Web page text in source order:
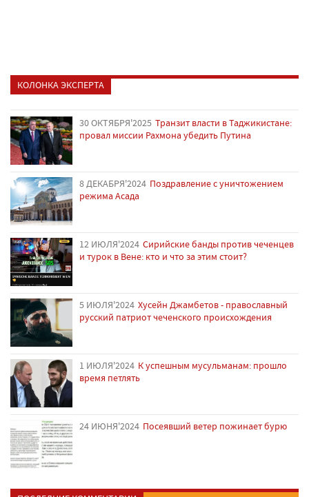
КОЛОНКА ЭКСПЕРТА
30 ОКТЯБРЯ'2025 Транзит власти в Таджикистане:
провал миссии Рахмона убедить Путина
8 ДЕКАБРЯ'2024 Поздравление с уничтожением
режима Асада
12 ИЮЛЯ'2024 Сирийские банды против чеченцев
и турок в Вене: кто и что за этим стоит?
5 ИЮЛЯ'2024 Хусейн Джамбетов - православный
русский патриот чеченского происхождения
1 ИЮЛЯ'2024 К успешным мусульманам: прошло
время петлять
24 ИЮНЯ'2024 Посеявший ветер пожинает бурю